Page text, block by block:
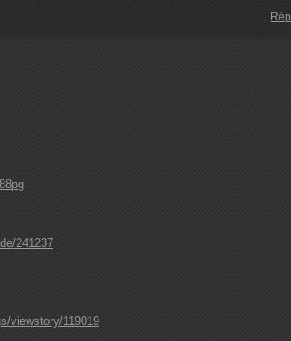
241237
viewstory/119019